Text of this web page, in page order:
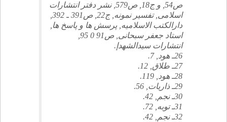
ص54, و ج18, ص579, نشر دفتر انتشارات
اسلامى, تفسير نمونه, ج22, ص391 ـ 392,
دارالكتب الاسلاميه, پرسش ها و پاسخ ها,
استاد جعفر سبحانى, ص91 0 95,
انتشارات سيدالشهدإ.
26ـ هود, 7.
27ـ طلاق, 12.
28ـ هود, 119.
29ـ ذاريات, 56.
30ـ نجم, 42.
31ـ توبه, 72.
32ـ نجم, 42.